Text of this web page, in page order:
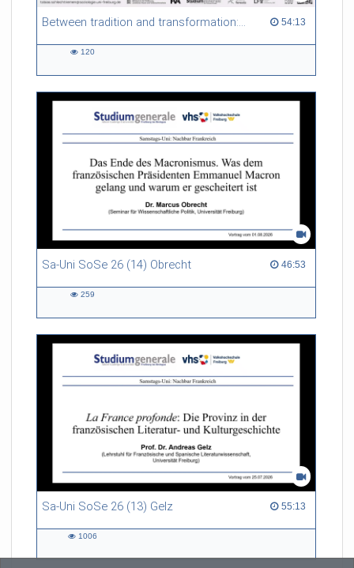
Between tradition and transformation: how owners, advisers and institutions co-create knowledge for resilient forests in Europe 54:13
54:13 duration
120
Sa-Uni SoSe 26 (14) Obrecht 46:53
46:53 duration
259
Sa-Uni SoSe 26 (13) Gelz 55:13
55:13 duration
1006